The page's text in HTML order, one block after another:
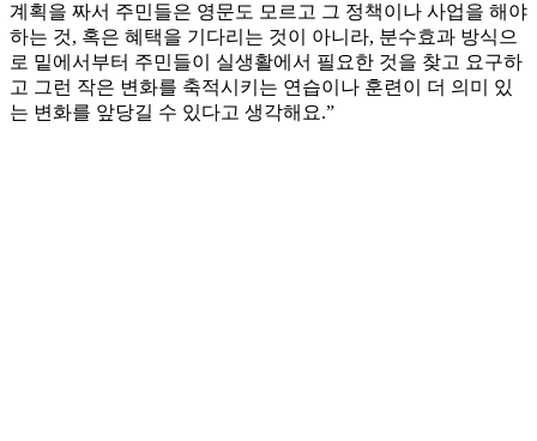
계획을 짜서 주민들은 영문도 모르고 그 정책이나 사업을 해야
하는 것, 혹은 혜택을 기다리는 것이 아니라, 분수효과 방식으
로 밑에서부터 주민들이 실생활에서 필요한 것을 찾고 요구하
고 그런 작은 변화를 축적시키는 연습이나 훈련이 더 의미 있
는 변화를 앞당길 수 있다고 생각해요.”